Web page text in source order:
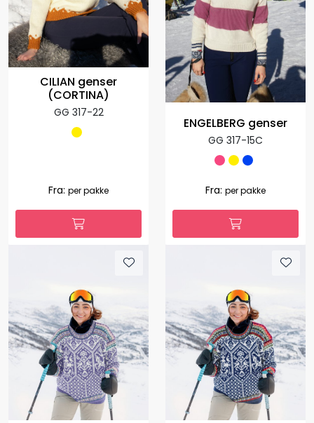
CILIAN genser
(CORTINA)
GG 317-22
Fra: per pakke
ENGELBERG genser
GG 317-15C
Fra: per pakke